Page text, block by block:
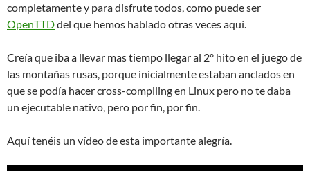
completamente y para disfrute todos, como puede ser
OpenTTDdel que hemos hablado otras veces aquí.
Creía que iba a llevar mas tiempo llegar al 2º hito en el juego de
las montañas rusas, porque inicialmente estaban anclados en
que se podía hacer cross-compiling en Linux pero no te daba
un ejecutable nativo, pero por fin, por fin.
Aquí tenéis un vídeo de esta importante alegría.